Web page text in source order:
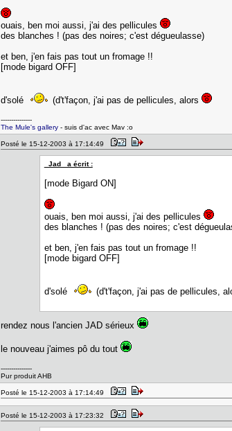
ouais, ben moi aussi, j'ai des pellicules
des blanches ! (pas des noires; c'est dégueulasse)
et ben, j'en fais pas tout un fromage !!
[mode bigard OFF]
d'solé (d't'façon, j'ai pas de pellicules, alors
---------------
The Mule's gallery - suis d'ac avec Mav :o
Posté le 15-12-2003 à 17:14:49
_Jad_ a écrit :
[mode Bigard ON]
ouais, ben moi aussi, j'ai des pellicules
des blanches ! (pas des noires; c'est
et ben, j'en fais pas tout un fromage !!
[mode bigard OFF]
d'solé (d't'façon, j'ai pas de pellicules,
rendez nous l'ancien JAD sérieux
le nouveau j'aimes pô du tout
---------------
Pur produit AHB
Posté le 15-12-2003 à 17:14:49
Posté le 15-12-2003 à 17:23:32